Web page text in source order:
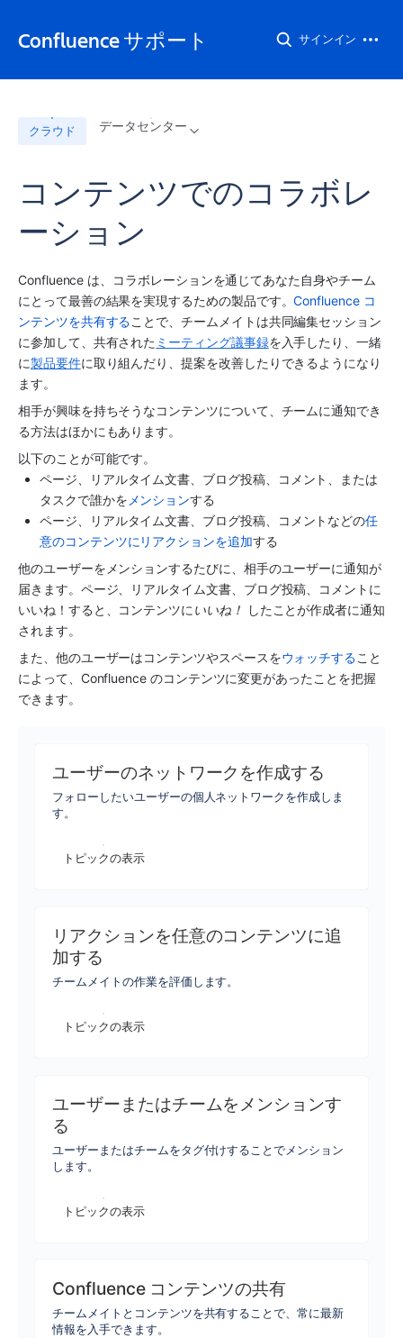
Confluence サポート サインイン
クラウド データセンター
コンテンツでのコラボレ
ーション
Confluence は、コラボレーションを通じてあなた自身やチーム
にとって最善の結果を実現するための製品です。Confluence コ
ンテンツを共有することで、チームメイトは共同編集セッション
に参加して、共有された ミーティング議事録を入手したり、一緒
に製品要件に取り組んだり、提案を改善したりできるようになり
ます。
相手が興味を持ちそうなコンテンツについて、チームに通知でき
る方法はほかにもあります。
以下のことが可能です。
ページ、リアルタイム文書、ブログ投稿、コメント、または
タスクで誰かを メンションする
ページ、リアルタイム文書、ブログ投稿、コメントなどの任
意のコンテンツにリアクションを追加する
他のユーザーをメンションするたびに、相手のユーザーに通知が
届きます。ページ、リアルタイム文書、ブログ投稿、コメントに
いいね！すると、コンテンツに いいね！
したことが作成者に通知
されます。
また、他のユーザーはコンテンツやスペースをウォッチすること
によって、Confluence のコンテンツに変更があったことを把握
できます。
ユーザーのネットワークを作成する
フォローしたいユーザーの個人ネットワークを作成しま
す。
トピックの表示
リアクションを任意のコンテンツに追
加する
チームメイトの作業を評価します。
トピックの表示
ユーザーまたはチームをメンションす
る
ユーザーまたはチームをタグ付けすることでメンション
します。
トピックの表示
Confluence コンテンツの共有
チームメイトとコンテンツを共有することで、常に最新
情報を入手できます。